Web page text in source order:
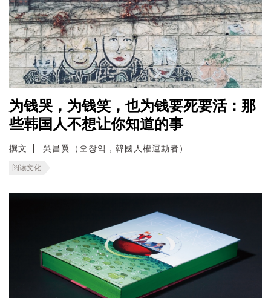
为钱哭，为钱笑，也为钱要死要活：那
些韩国人不想让你知道的事
撰文 吳昌翼（오창익，韓國人權運動者）
阅读文化